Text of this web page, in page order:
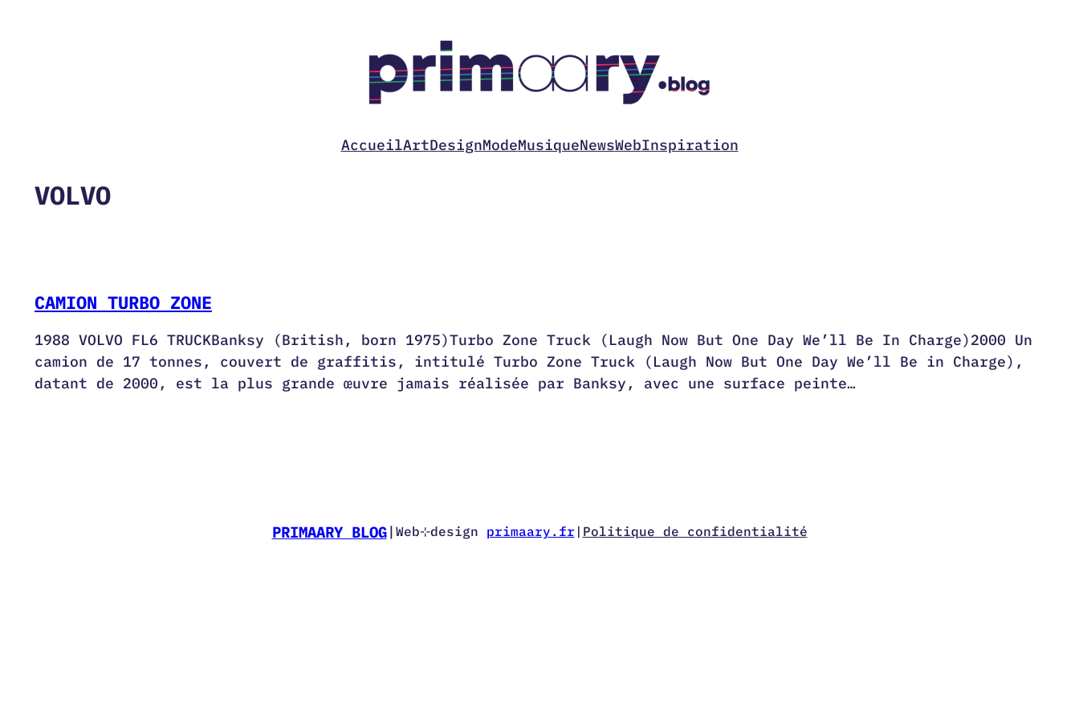
AccueilArtDesignModeMusiqueNewsWebInspiration
VOLVO
CAMION TURBO ZONE
1988 VOLVO FL6 TRUCKBanksy (British, born 1975)Turbo Zone Truck (Laugh Now But One Day We’ll Be In Charge)2000 Un
camion de 17 tonnes, couvert de graffitis, intitulé Turbo Zone Truck (Laugh Now But One Day We’ll Be in Charge),
datant de 2000, est la plus grande œuvre jamais réalisée par Banksy, avec une surface peinte…
PRIMAARY BLOG| Web⊹design primaary.fr | Politique de confidentialité